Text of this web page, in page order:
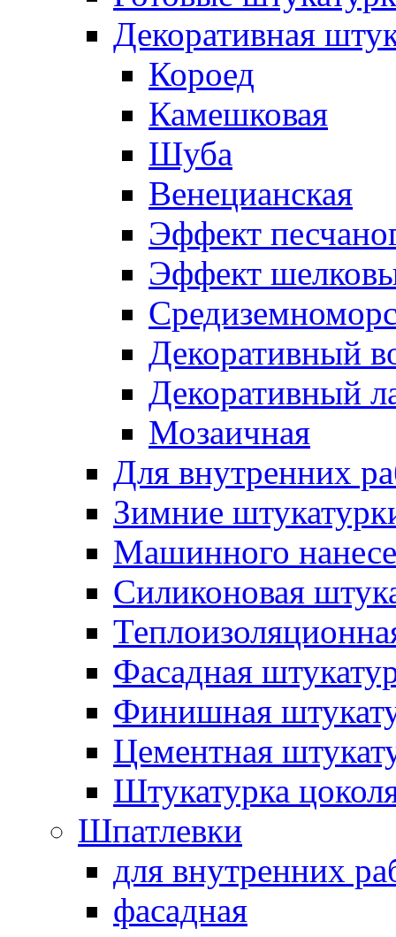
Декоративная
Короед
Камешковая
Шуба
Венецианская
Эффект
Эффект
Декоративный
Декоративный
Мозаичная
Для внутренних
Зимние
Машинного
Силиконовая
Фасадная
Финишная
Цементная
Штукатурка
Шпатлевки
для внутренних
фасадная